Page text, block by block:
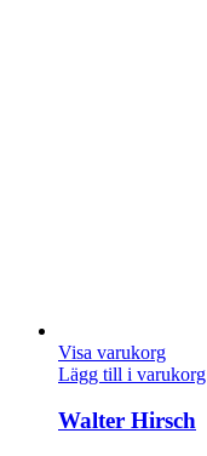
Visa varukorg
Lägg till i varukorg
Walter Hirsch